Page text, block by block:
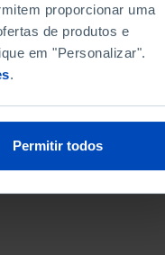
proporcionar uma
de produtos e
em "Personalizar".
.
Permitir todos
ORDENAR POR